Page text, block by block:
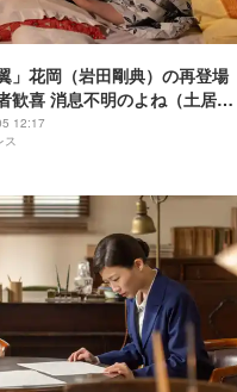
」花岡（岩田剛典）の再登場
歓喜 消息不明のよね（土居志
轟（戸塚純貴）にも再び注目
12:17
ス